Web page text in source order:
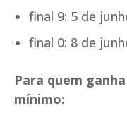
final 9: 5 de
final 0: 8 de
Para quem
mínimo: